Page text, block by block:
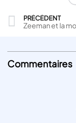
PRÉCÉDENT
Commentaires